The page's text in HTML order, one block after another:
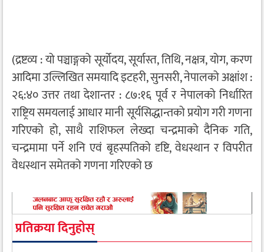
(द्रष्टव्य : यो पञ्चाङ्गको सूर्योदय, सूर्यास्त, तिथि, नक्षत्र, योग, करण
आदिमा उल्लिखित समयादि इटहरी, सुनसरी, नेपालको अक्षांश :
२६:४० उत्तर तथा देशान्तर : ८७:१६ पूर्व र नेपालको निर्धारित
राष्ट्रिय समयलाई आधार मानी सूर्यसिद्धान्तको प्रयोग गरी गणना
गरिएको हो, साथै राशिफल लेख्दा चन्द्रमाको दैनिक गति,
चन्द्रमामा पर्ने शनि एवं बृहस्पतिको दृष्टि, वेधस्थान र विपरीत
वेधस्थान समेतको गणना गरिएको छ
प्रतिक्रया दिनुहोस्